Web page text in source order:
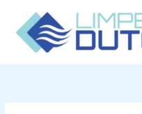
para